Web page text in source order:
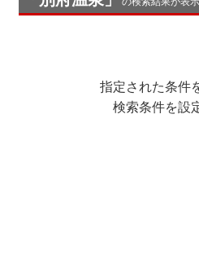
指定された条件
検索条件を設